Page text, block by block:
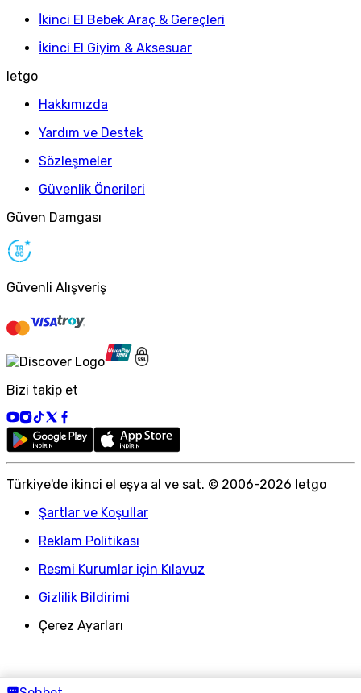
İkinci El Bebek Araç & Gereçleri
İkinci El Giyim & Aksesuar
letgo
Hakkımızda
Yardım ve Destek
Sözleşmeler
Güvenlik Önerileri
Güven Damgası
Güvenli Alışveriş
Bizi takip et
Türkiye'de ikinci el eşya al ve sat. © 2006-2026 letgo
Şartlar ve Koşullar
Reklam Politikası
Resmi Kurumlar için Kılavuz
Gizlilik Bildirimi
Çerez Ayarları